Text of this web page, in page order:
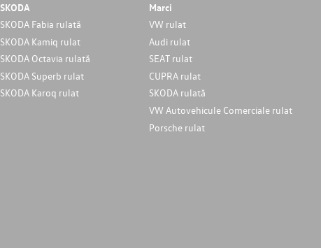
SKODA
SKODA Fabia rulată
SKODA Kamiq rulat
SKODA Octavia rulată
SKODA Superb rulat
SKODA Karoq rulat
Marci
VW rulat
Audi rulat
SEAT rulat
CUPRA rulat
SKODA rulată
VW Autovehicule Comerciale rulat
Porsche rulat